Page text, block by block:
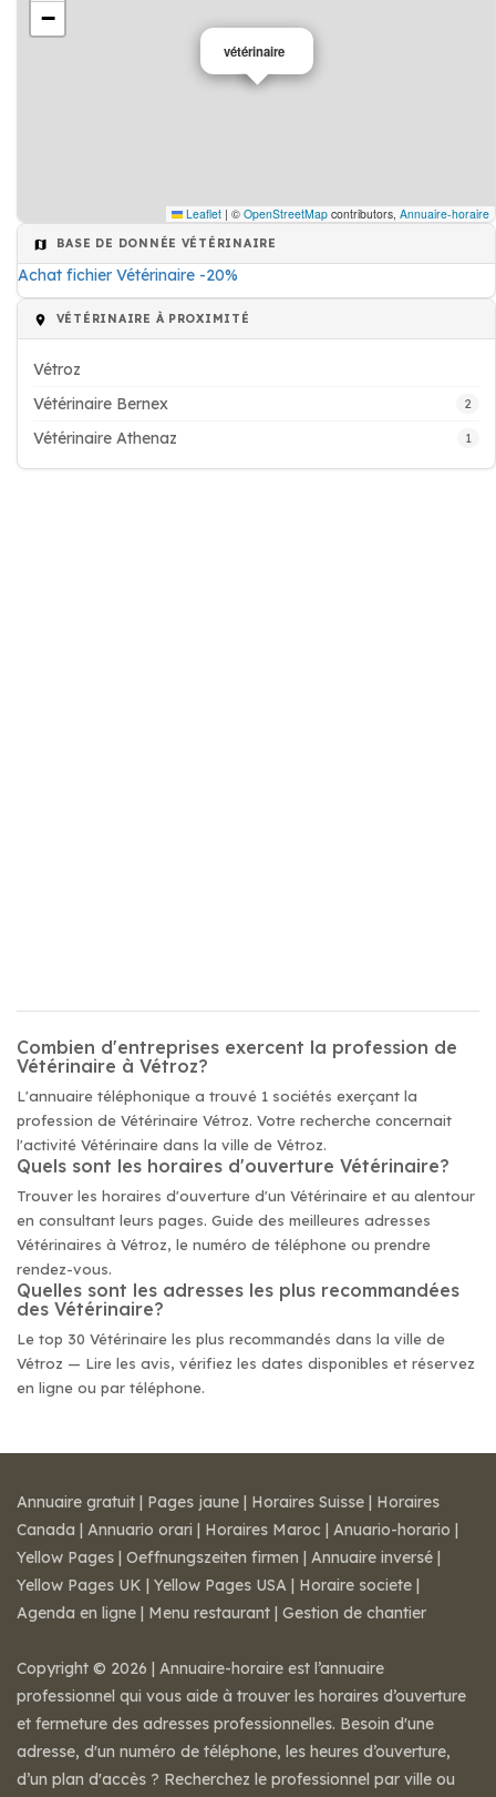
vétérinaire
−
Leaflet | © OpenStreetMap contributors, Annuaire-horaire
BASE DE DONNÉE VÉTÉRINAIRE
Achat fichier Vétérinaire -20%
VÉTÉRINAIRE À PROXIMITÉ
Vétroz
Vétérinaire Bernex
2
Vétérinaire Athenaz 1
Combien d'entreprises exercent la profession de
Vétérinaire à Vétroz?
L'annuaire téléphonique a trouvé 1 sociétés exerçant la
profession de Vétérinaire Vétroz. Votre recherche concernait
l'activité Vétérinaire dans la ville de Vétroz.
Quels sont les horaires d'ouverture Vétérinaire?
Trouver les horaires d'ouverture d'un Vétérinaire et au alentour
en consultant leurs pages. Guide des meilleures adresses
Vétérinaires à Vétroz, le numéro de téléphone ou prendre
rendez-vous.
Quelles sont les adresses les plus recommandées
des Vétérinaire?
Le top 30 Vétérinaire les plus recommandés dans la ville de
Vétroz — Lire les avis, vérifiez les dates disponibles et réservez
en ligne ou par téléphone.
Annuaire gratuit | Pages jaune | Horaires Suisse | Horaires
Canada | Annuario orari | Horaires Maroc | Anuario-horario |
Yellow Pages | Oeffnungszeiten firmen | Annuaire inversé |
Yellow Pages UK | Yellow Pages USA | Horaire societe |
Agenda en ligne | Menu restaurant | Gestion de chantier
Copyright © 2026 | Annuaire-horaire est l’annuaire
professionnel qui vous aide à trouver les horaires d’ouverture
et fermeture des adresses professionnelles. Besoin d'une
adresse, d'un numéro de téléphone, les heures d’ouverture,
d’un plan d'accès ? Recherchez le professionnel par ville ou